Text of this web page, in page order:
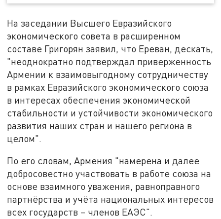
На заседании Высшего Евразийского
экономического совета в расширенном
составе Григорян заявил, что Ереван, дескать,
"неоднократно подтверждал приверженность
Армении к взаимовыгодному сотрудничеству
в рамках Евразийского экономического союза
в интересах обеспечения экономической
стабильности и устойчивости экономического
развития наших стран и нашего региона в
целом".
По его словам, Армения "намерена и далее
добросовестно участвовать в работе союза на
основе взаимного уважения, равноправного
партнёрства и учёта национальных интересов
всех государств – членов ЕАЭС".